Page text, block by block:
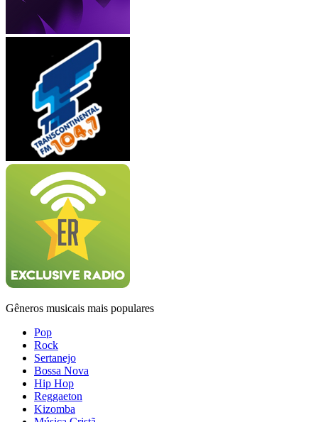
Gêneros musicais mais populares
Pop
Rock
Sertanejo
Bossa Nova
Hip Hop
Reggaeton
Kizomba